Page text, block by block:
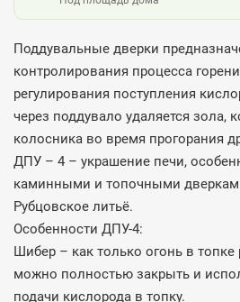
Поддувальные дверки
контролирования процесса
регулирования поступления
через поддувало удаляется зола,
колосника во время прогорания
ДПУ – 4 – украшение печи,
каминными и топочными
Рубцовское литьё.
Особенности ДПУ-4:
Шибер – как только огонь в топке
можно полностью закрыть и
подачи кислорода в топку.